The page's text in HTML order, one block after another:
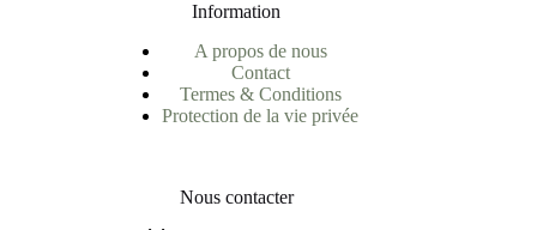
Information
A propos de nous
Contact
Termes & Conditions
Protection de la vie privée
Nous contacter